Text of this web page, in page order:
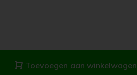
Toevoegen aan winkelwagen